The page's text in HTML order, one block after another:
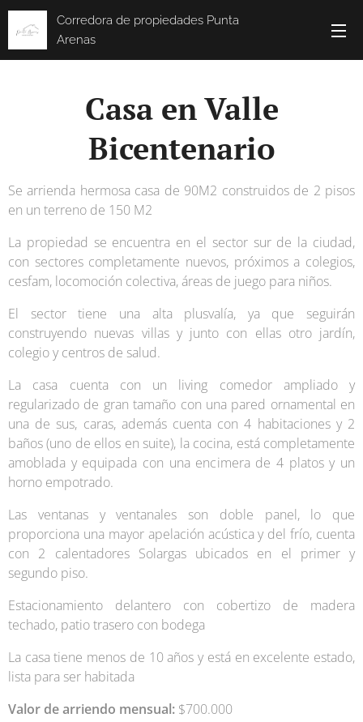
Corredora de propiedades Punta
Arenas
Casa en Valle
Bicentenario
Se arrienda hermosa casa de 90M2 construidos de 2 pisos
en un terreno de 150 M2
La propiedad se encuentra en el sector sur de la ciudad,
con sectores completamente nuevos, próximos a colegios,
cesfam, locomoción colectiva, áreas de juego para niños.
El sector tiene una alta plusvalía, ya que seguirán
construyendo nuevas villas y junto con ellas otro jardín,
colegio y centros de salud.
La casa cuenta con un living comedor ampliado y
regularizado de gran tamaño con una pared ornamental en
una de sus, caras, además cuenta con 4 habitaciones y 2
baños (uno de ellos en suite), la cocina, está completamente
amoblada y equipada con una encimera de 4 platos y un
horno empotrado.
Las ventanas y ventanales son doble panel, lo que
proporciona una mayor apelación acústica y del frío, cuenta
con 2 calentadores Solargas ubicados en el primer y
segundo piso.
Estacionamiento delantero con cobertizo de madera
techado, patio trasero con bodega
La casa tiene menos de 10 años y está en excelente estado,
lista para ser habitada
Valor de arriendo mensual: $700.000